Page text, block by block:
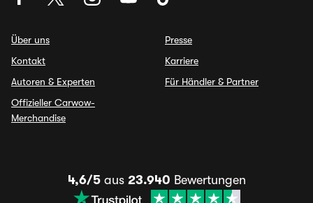
Über uns
Kontakt
Autoren & Experten
Offizieller Carwow-
Merchandise
Presse
Karriere
Für Händler & Partner
4,6/5aus 23.940 Bewertungen